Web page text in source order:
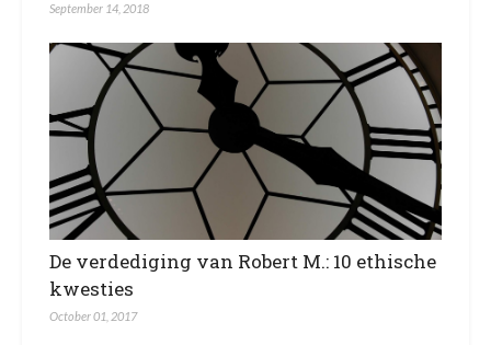
September 14, 2018
De verdediging van Robert M.: 10 ethische
kwesties
October 01, 2017